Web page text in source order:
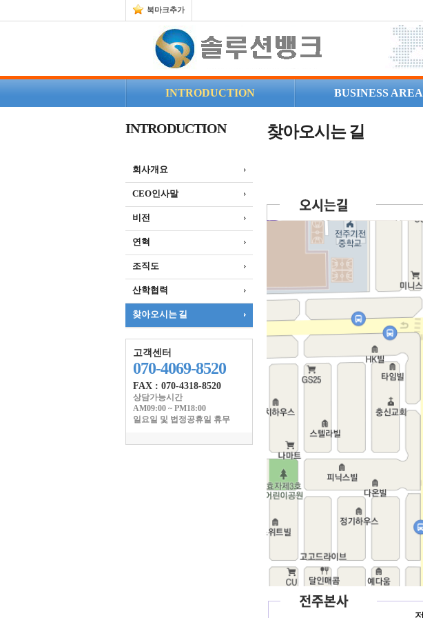
북마크추가
INTRODUCTION BUSINESS AREA
INTRODUCTION
회사개요
CEO인사말
비전
연혁
조직도
산학협력
찾아오시는 길
고객센터
070-4069-8520
FAX : 070-4318-8520
상담가능시간
AM09:00 ~ PM18:00
일요일 및 법정공휴일 휴무
찾아오시는 길